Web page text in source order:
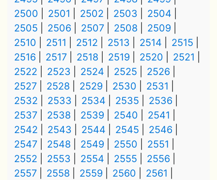
2500
2501 2502 2503
2504
2505
2506 2507 2508
2509
2510
2511 2512 2513 2514
2515
2516
2517 2518 2519 2520
2521
2522
2523 2524 2525
2526
2527
2528 2529 2530
2531
2532
2533 2534 2535
2536
2537
2538 2539 2540
2541
2542
2543 2544 2545
2546
2547
2548 2549 2550
2551
2552
2553 2554 2555
2556
2557
2558 2559 2560
2561